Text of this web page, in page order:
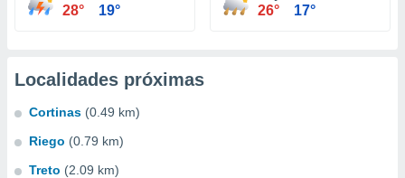
28° 19° 26° 17°
Localidades próximas
Cortinas (0.49 km)
Riego (0.79 km)
Treto (2.09 km)